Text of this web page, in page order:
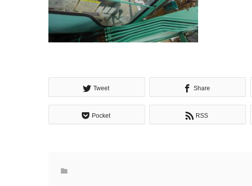
Tweet Share
Pocket RSS